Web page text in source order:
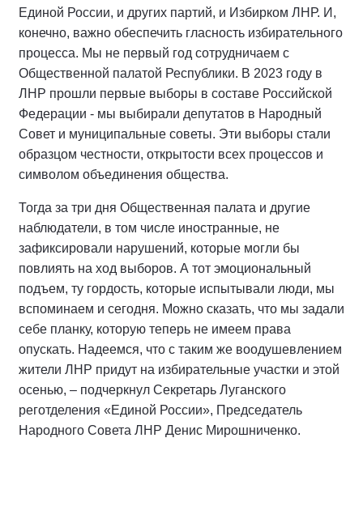
Единой России, и других партий, и Избирком ЛНР. И,
конечно, важно обеспечить гласность избирательного
процесса. Мы не первый год сотрудничаем с
Общественной палатой Республики. В 2023 году в
ЛНР прошли первые выборы в составе Российской
Федерации - мы выбирали депутатов в Народный
Совет и муниципальные советы. Эти выборы стали
образцом честности, открытости всех процессов и
символом объединения общества.
Тогда за три дня Общественная палата и другие
наблюдатели, в том числе иностранные, не
зафиксировали нарушений, которые могли бы
повлиять на ход выборов. А тот эмоциональный
подъем, ту гордость, которые испытывали люди, мы
вспоминаем и сегодня. Можно сказать, что мы задали
себе планку, которую теперь не имеем права
опускать. Надеемся, что с таким же воодушевлением
жители ЛНР придут на избирательные участки и этой
осенью, – подчеркнул Секретарь Луганского
реготделения «Единой России», Председатель
Народного Совета ЛНР Денис Мирошниченко.